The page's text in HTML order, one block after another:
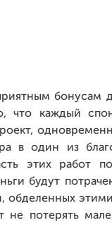
бонусам
что каждый
в один из
этих работ
будут
обделенных
не потерять